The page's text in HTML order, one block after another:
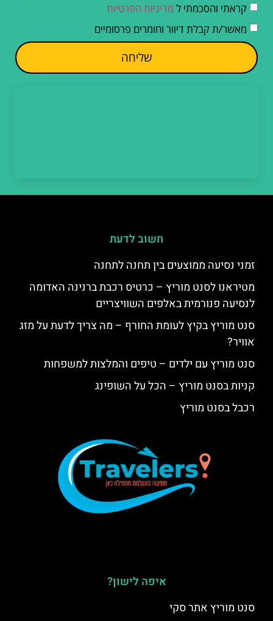
קראתי והסכמתי ל מדיניות הפרטיות
מאשר/ת קבלת דיוור וחומרים פרסומיים
שליחה
חשוב לדעת
זמני נסיעה ממוצעים בין תחנה לתחנה
מטיראנו לסנט מוריץ – כרטיס רכבת ברנינה האדומה
לנסיעה פנורמית באלפים השוויצריים
סנט מוריץ בקיץ לעומת החורף – מה צריך לדעת על מזג
אוויר?
סנט מוריץ עם ילדים – טיפים והמלצות למשפחות
קניות בסנט מוריץ – הכל על השופינג
רכבל בסנט מוריץ
איפה לישון?
סנט מוריץ אתר סקי